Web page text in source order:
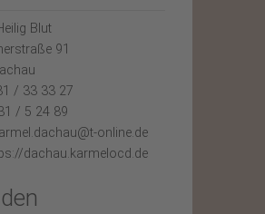
Blut
91
/ 33 33 27
/ 5 24 89
online.de
dachau.karmelocd.de